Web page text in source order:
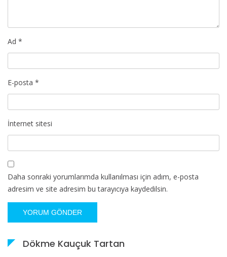
Ad *
E-posta *
İnternet sitesi
Daha sonraki yorumlarımda kullanılması için adım, e-posta
adresim ve site adresim bu tarayıcıya kaydedilsin.
Dökme Kauçuk Tartan